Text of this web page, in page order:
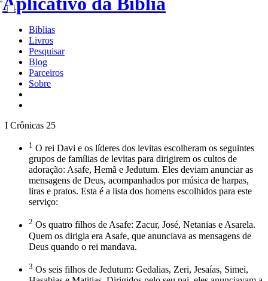
Bíblias
Livros
Pesquisar
Blog
Parceiros
Sobre
I Crônicas 25
1 O rei Davi e os líderes dos levitas escolheram os seguintes
grupos de famílias de levitas para dirigirem os cultos de
adoração: Asafe, Hemã e Jedutum. Eles deviam anunciar as
mensagens de Deus, acompanhados por música de harpas,
liras e pratos. Esta é a lista dos homens escolhidos para este
serviço:
2 Os quatro filhos de Asafe: Zacur, José, Netanias e Asarela.
Quem os dirigia era Asafe, que anunciava as mensagens de
Deus quando o rei mandava.
3 Os seis filhos de Jedutum: Gedalias, Zeri, Jesaías, Simei,